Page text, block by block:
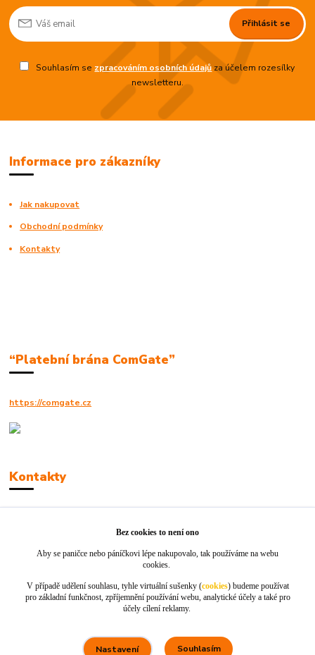
Přihlásit se
Souhlasím se zpracováním osobních údajůza účelem rozesílky
newsletteru.
Informace pro zákazníky
Jak nakupovat
Obchodní podmínky
Kontakty
“Platební brána ComGate”
https://comgate.cz
Kontakty
info@jackie-shop.cz
Bez cookies to není ono
Aby se paničce nebo páníčkovi lépe nakupovalo, tak používáme na webu
cookies.
V případě udělení souhlasu, tyhle virtuální sušenky (cookies) budeme používat
pro základní funkčnost, zpříjemnění používání webu, analytické účely a také pro
účely cílení reklamy.
Nastavení Souhlasím